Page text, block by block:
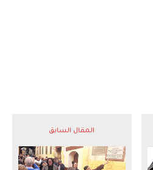
المقال السابق